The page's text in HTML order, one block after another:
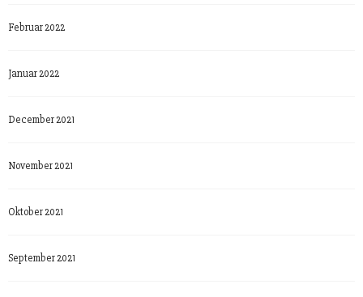
Februar 2022
Januar 2022
December 2021
November 2021
Oktober 2021
September 2021